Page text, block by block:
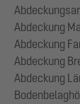
Abdeckung
Abdeckung
Abdeckung
Abdeckung